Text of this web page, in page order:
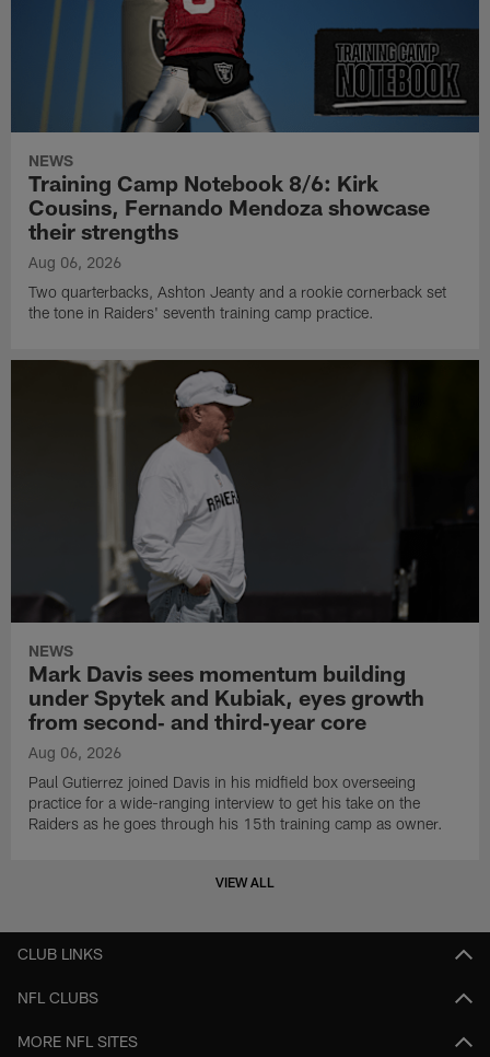
NEWS
Training Camp Notebook 8/6: Kirk
Cousins, Fernando Mendoza showcase
their strengths
Aug 06, 2026
Two quarterbacks, Ashton Jeanty and a rookie cornerback set
the tone in Raiders' seventh training camp practice.
NEWS
Mark Davis sees momentum building
under Spytek and Kubiak, eyes growth
from second‑ and third‑year core
Aug 06, 2026
Paul Gutierrez joined Davis in his midfield box overseeing
practice for a wide-ranging interview to get his take on the
Raiders as he goes through his 15th training camp as owner.
VIEW ALL
CLUB LINKS
NFL CLUBS
MORE NFL SITES